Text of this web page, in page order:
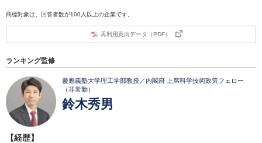
商標対象は、回答者数が100人以上の企業です。
再利用意向データ（PDF）
ランキング監修
慶應義塾大学理工学部教授／内閣府 上席科学技術政策フェロー
（非常勤）
鈴木秀男
【経歴】